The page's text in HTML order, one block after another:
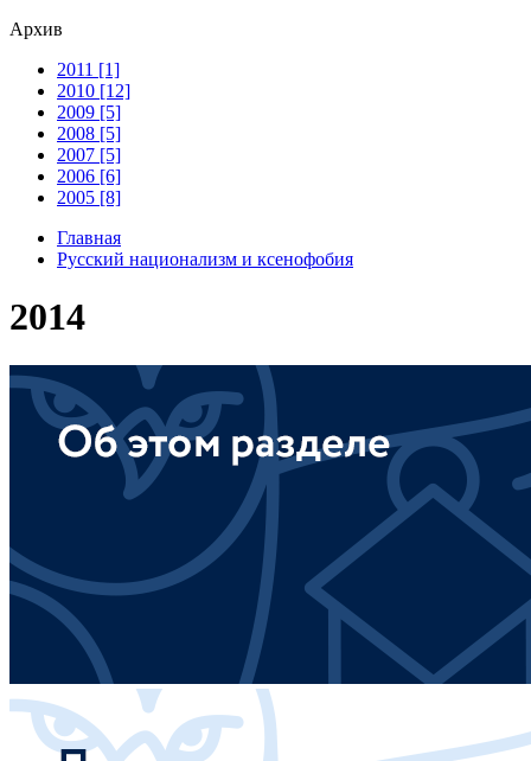
Архив
2011 [1]
2010 [12]
2009 [5]
2008 [5]
2007 [5]
2006 [6]
2005 [8]
Главная
Русский национализм и ксенофобия
2014